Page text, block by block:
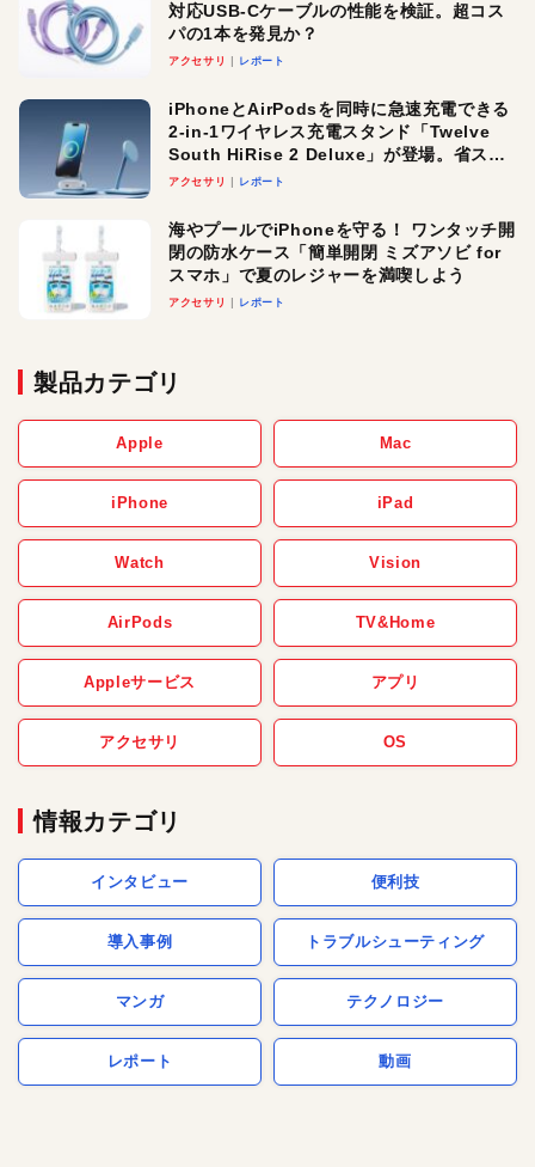
対応USB-Cケーブルの性能を検証。超コス
パの1本を発見か？
アクセサリ レポート
iPhoneとAirPodsを同時に急速充電できる
2-in-1ワイヤレス充電スタンド「Twelve
South HiRise 2 Deluxe」が登場。省スペ
ースでおしゃれに充電したい人にオスス
アクセサリ レポート
海やプールでiPhoneを守る！ ワンタッチ開
閉の防水ケース「簡単開閉 ミズアソビ for
スマホ」で夏のレジャーを満喫しよう
アクセサリ レポート
製品カテゴリ
Apple Mac
iPhone iPad
Watch Vision
AirPods TV&Home
Appleサービス アプリ
アクセサリ OS
情報カテゴリ
インタビュー 便利技
導入事例 トラブルシューティング
マンガ テクノロジー
レポート 動画